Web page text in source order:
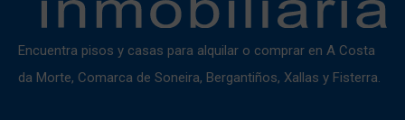
Encuentra pisos y casas para alquilar o comprar en A Costa
da Morte, Comarca de Soneira, Bergantiños, Xallas y Fisterra.